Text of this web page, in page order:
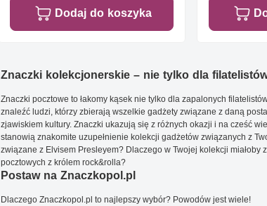
Dodaj do koszyka
Znaczki kolekcjonerskie – nie tylko dla
Znaczki pocztowe to łakomy kąsek nie tylko dla zapalonych
znaleźć ludzi, którzy zbierają wszelkie gadżety związane z daną
zjawiskiem kultury. Znaczki ukazują się z różnych okazji i na cześć
stanowią znakomite uzupełnienie kolekcji gadżetów związanych z
związane z Elvisem Presleyem? Dlaczego w Twojej kolekcji miałoby
pocztowych z królem rock&rolla?
Postaw na Znaczkopol.pl
Dlaczego Znaczkopol.pl to najlepszy wybór? Powodów jest wiele!